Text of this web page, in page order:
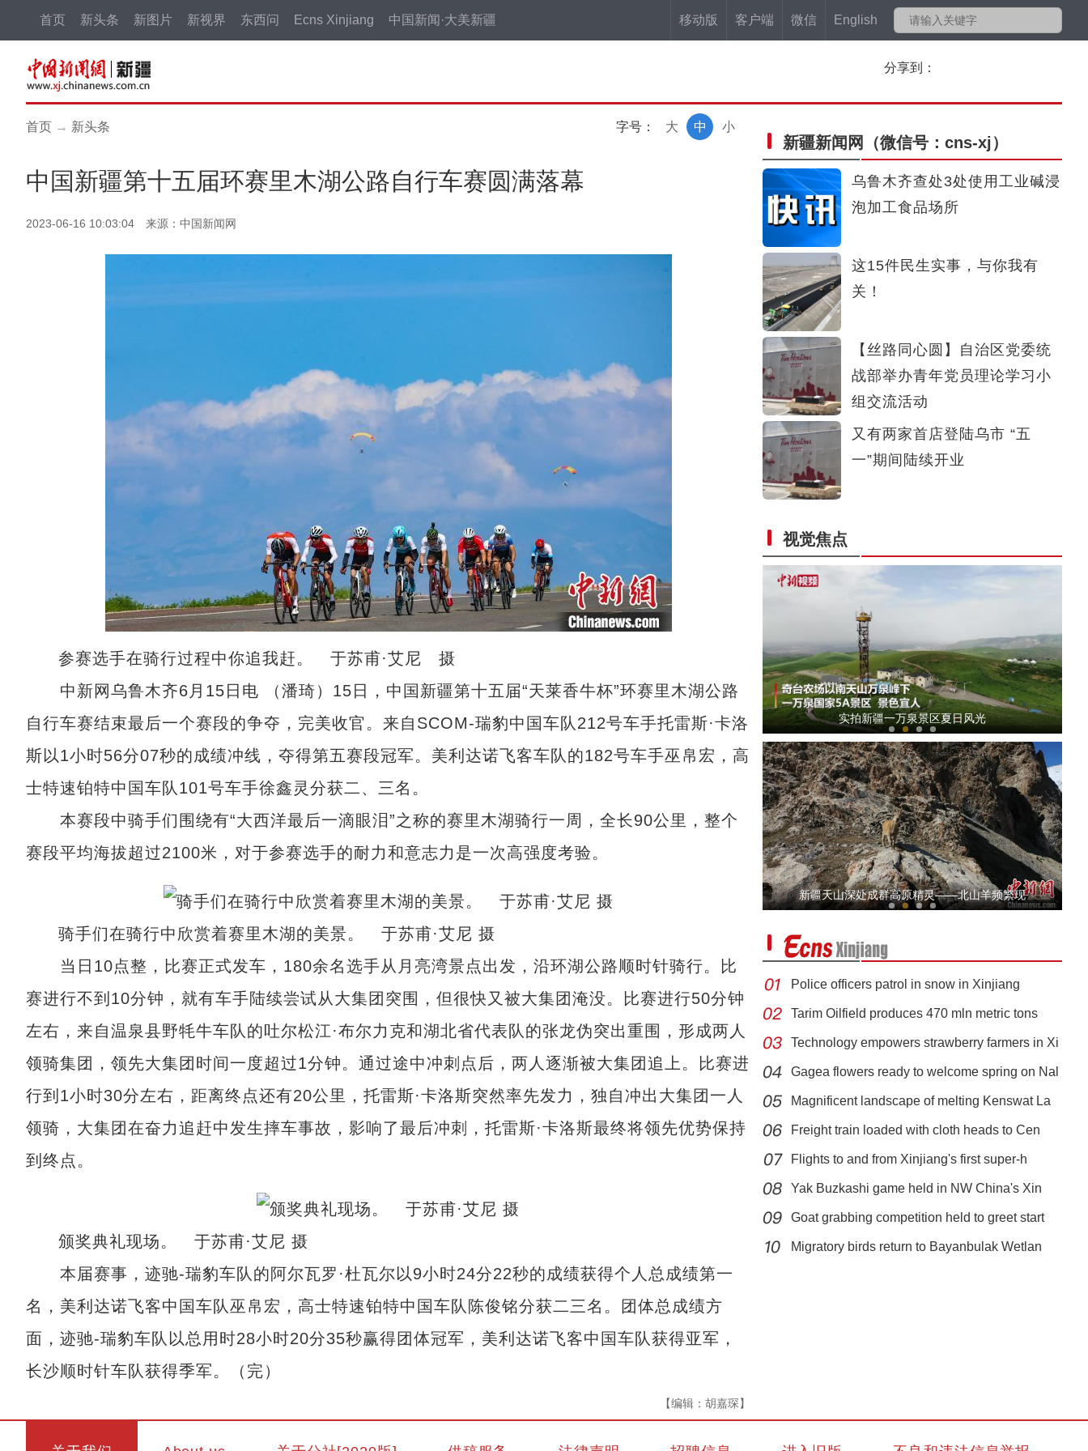
移动版 客户端 微信 English
首页 新头条 新图片 新视界 东西问 Ecns Xinjiang 中国新闻·大美新疆
分享到：
首页 → 新头条 字号： 小
中
大
中国新疆第十五届环赛里木湖公路自行车赛圆满落幕
2023-06-16 10:03:04 来源：中国新闻网
参赛选手在骑行过程中你追我赶。 于苏甫·艾尼 摄
中新网乌鲁木齐6月15日电 （潘琦）15日，中国新疆第十五届“天莱香牛杯”环赛里木湖公路
自行车赛结束最后一个赛段的争夺，完美收官。来自SCOM-瑞豹中国车队212号车手托雷斯·卡洛
斯以1小时56分07秒的成绩冲线，夺得第五赛段冠军。美利达诺飞客车队的182号车手巫帛宏，高
士特速铂特中国车队101号车手徐鑫灵分获二、三名。
本赛段中骑手们围绕有“大西洋最后一滴眼泪”之称的赛里木湖骑行一周，全长90公里，整个
赛段平均海拔超过2100米，对于参赛选手的耐力和意志力是一次高强度考验。
骑手们在骑行中欣赏着赛里木湖的美景。 于苏甫·艾尼 摄
当日10点整，比赛正式发车，180余名选手从月亮湾景点出发，沿环湖公路顺时针骑行。比
赛进行不到10分钟，就有车手陆续尝试从大集团突围，但很快又被大集团淹没。比赛进行50分钟
左右，来自温泉县野牦牛车队的吐尔松江·布尔力克和湖北省代表队的张龙伪突出重围，形成两人
领骑集团，领先大集团时间一度超过1分钟。通过途中冲刺点后，两人逐渐被大集团追上。比赛进
行到1小时30分左右，距离终点还有20公里，托雷斯·卡洛斯突然率先发力，独自冲出大集团一人
领骑，大集团在奋力追赶中发生摔车事故，影响了最后冲刺，托雷斯·卡洛斯最终将领先优势保持
到终点。
颁奖典礼现场。 于苏甫·艾尼 摄
本届赛事，迹驰-瑞豹车队的阿尔瓦罗·杜瓦尔以9小时24分22秒的成绩获得个人总成绩第一
名，美利达诺飞客中国车队巫帛宏，高士特速铂特中国车队陈俊铭分获二三名。团体总成绩方
面，迹驰-瑞豹车队以总用时28小时20分35秒赢得团体冠军，美利达诺飞客中国车队获得亚军，
长沙顺时针车队获得季军。（完）
【编辑：胡嘉琛】
新疆新闻网 （微信号：cns-xj）
乌鲁木齐查处3处使用工业碱浸
泡加工食品场所
这15件民生实事，与你我有
关！
【丝路同心圆】自治区党委统
战部举办青年党员理论学习小
组交流活动
又有两家首店登陆乌市 “五
一”期间陆续开业
视觉焦点
《游在新疆、吃住在兵团》系列短视频：九师
实拍新疆科桑溶洞国家森林公园夏日美景
实拍新疆一万泉景区夏日风光
新疆兵团曲子戏：老调新唱有新意
实拍新疆科桑溶洞国家森林公园夏日美景
新疆天山深处成群高原精灵——北山羊频繁现
Police officers patrol in snow in Xinjiang
Tarim Oilfield produces 470 mln metric tons
Technology empowers strawberry farmers in Xi
Gagea flowers ready to welcome spring on Nal
Magnificent landscape of melting Kenswat La
Freight train loaded with cloth heads to Cen
Flights to and from Xinjiang's first super-h
Yak Buzkashi game held in NW China's Xin
Goat grabbing competition held to greet start
Migratory birds return to Bayanbulak Wetlan